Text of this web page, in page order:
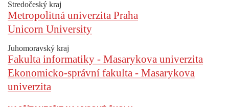
Stredočeský kraj
Metropolitná univerzita Praha
Unicorn University
Juhomoravský kraj
Fakulta informatiky - Masarykova univerzita
Ekonomicko-správní fakulta - Masarykova
univerzita